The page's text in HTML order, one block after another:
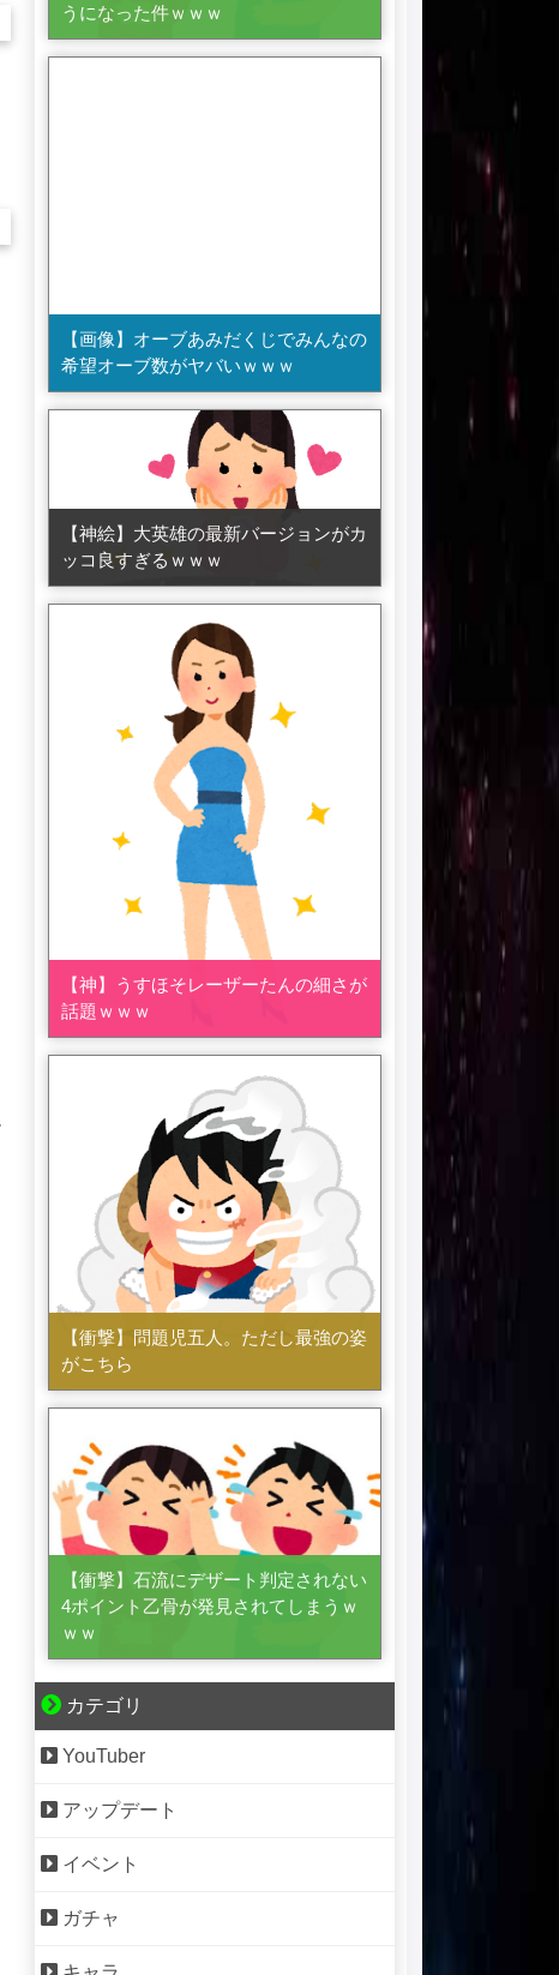
うになった件ｗｗｗ
【画像】オーブあみだくじでみんなの
希望オーブ数がヤバいｗｗｗ
【神絵】大英雄の最新バージョンがカ
ッコ良すぎるｗｗｗ
【神】うすほそレーザーたんの細さが
話題ｗｗｗ
【衝撃】問題児五人。ただし最強の姿
がこちら
【衝撃】石流にデザート判定されない
4ポイント乙骨が発見されてしまうｗ
ｗｗ
カテゴリ
YouTuber
アップデート
イベント
ガチャ